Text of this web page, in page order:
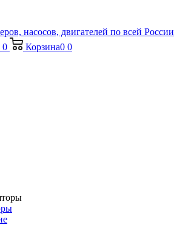
насосов, двигателей по всей России
0 Корзина0 0